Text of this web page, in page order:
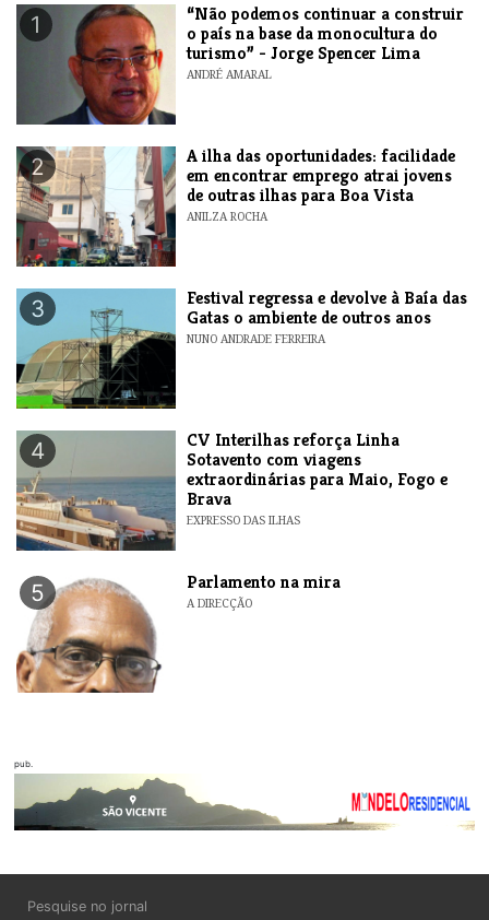
1
“Não podemos continuar a construir
o país na base da monocultura do
turismo” - Jorge Spencer Lima
ANDRÉ AMARAL
2
A ilha das oportunidades: facilidade
em encontrar emprego atrai jovens
de outras ilhas para Boa Vista
ANILZA ROCHA
3
Festival regressa e devolve à Baía das
Gatas o ambiente de outros anos
NUNO ANDRADE FERREIRA
4
​CV Interilhas reforça Linha
Sotavento com viagens
extraordinárias para Maio, Fogo e
Brava
EXPRESSO DAS ILHAS
5 Parlamento na mira
A DIRECÇÃO
pub.
Pesquise no jornal